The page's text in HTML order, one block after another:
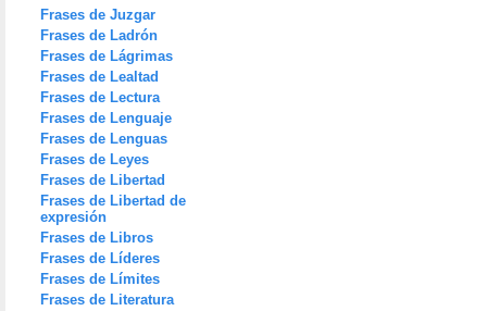
Frases de Juzgar
Frases de Ladrón
Frases de Lágrimas
Frases de Lealtad
Frases de Lectura
Frases de Lenguaje
Frases de Lenguas
Frases de Leyes
Frases de Libertad
Frases de Libertad de
expresión
Frases de Libros
Frases de Líderes
Frases de Límites
Frases de Literatura